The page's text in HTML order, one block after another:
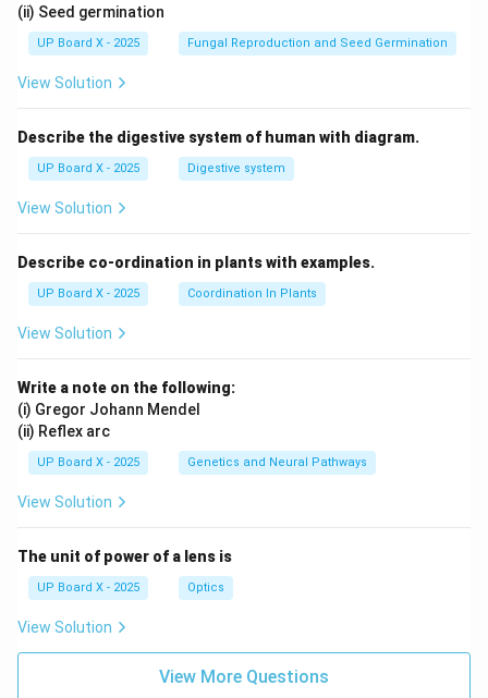
(ii) Seed germination
UP Board X - 2025 Fungal Reproduction and Seed Germination
View Solution
Describe the digestive system of human with diagram.
UP Board X - 2025 Digestive system
View Solution
Describe co-ordination in plants with examples.
UP Board X - 2025 Coordination In Plants
View Solution
Write a note on the following:
(i) Gregor Johann Mendel
(ii) Reflex arc
UP Board X - 2025 Genetics and Neural Pathways
View Solution
The unit of power of a lens is
UP Board X - 2025 Optics
View Solution
View More Questions